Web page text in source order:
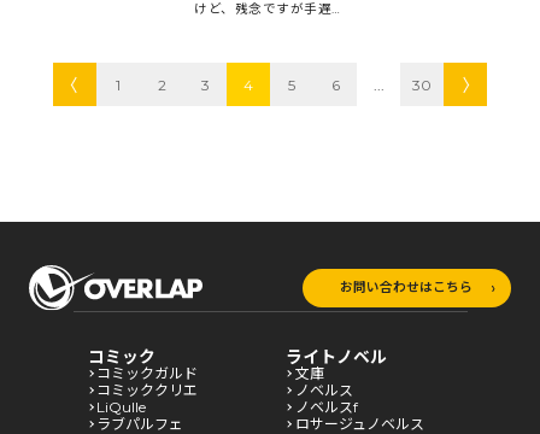
けど、残念ですが手遅れ
1 2 3 4 5 6 30
お問い合わせはこちら
コミック
コミックガルド
コミッククリエ
LiQulle
ラブパルフェ
ライトノベル
文庫
ノベルス
ノベルスf
ロサージュノベルス